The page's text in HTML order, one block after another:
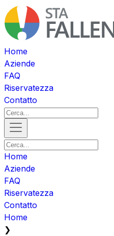
Home
Aziende
FAQ
Riservatezza
Contatto
Home
Aziende
FAQ
Riservatezza
Contatto
Home
❯